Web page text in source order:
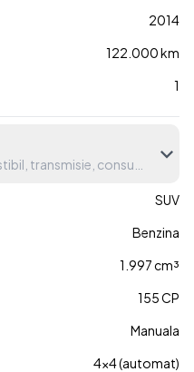
2014
122.000 km
1
transmisie, consum etc.
SUV
Benzina
1.997 cm³
155 CP
Manuala
4x4 (automat)